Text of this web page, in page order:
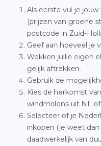
Als eerste vul je
(prijzen van groene
postcode in Zuid-
Geef aan hoeveel je
Wekken jullie eigen
gelijk aftrekken.
Gebruik de
Kies de herkomst
windmolens uit NL
Selecteer of je
inkopen (je weet
daadwerkelijk van